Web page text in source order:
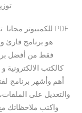
واكتب ملاحظاتك مع